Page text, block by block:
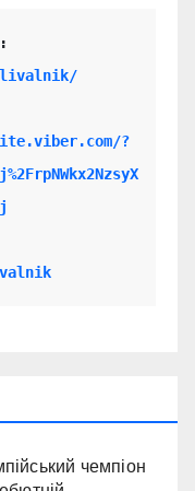
?
чемпіон